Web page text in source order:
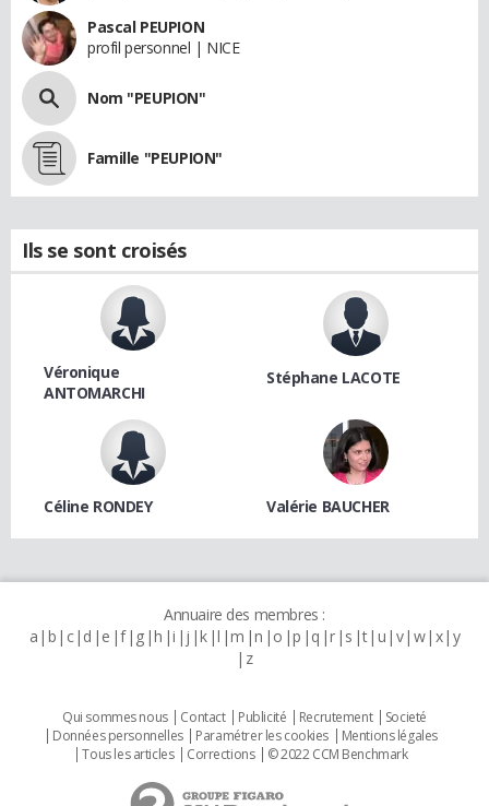
Pascal PEUPION
profil personnel | NICE
Nom "PEUPION"
Famille "PEUPION"
Ils se sont croisés
Véronique
ANTOMARCHI
Stéphane LACOTE
Céline RONDEY Valérie BAUCHER
Annuaire des membres :
a b c d e f g h i j k l m n o p q r s t u v w x y
z
Qui sommes nous Contact Publicité Recrutement
Societé
Données personnelles
Paramétrer les cookies
Mentions légales
Tous les articles
Corrections © 2022 CCM Benchmark